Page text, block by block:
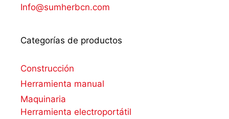
Info@sumherbcn.com
Categorías de productos
Construcción
Herramienta manual
Maquinaria
Herramienta electroportátil